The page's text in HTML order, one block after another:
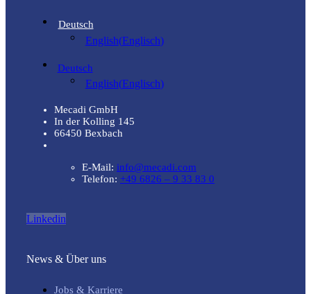
Deutsch
English(Englisch)
Deutsch
English(Englisch)
Mecadi GmbH
In der Kolling 145
66450 Bexbach
E-Mail: info@mecadi.com
Telefon: +49 6826 – 9 33 83 0
Linkedin
News & Über uns
Jobs & Karriere